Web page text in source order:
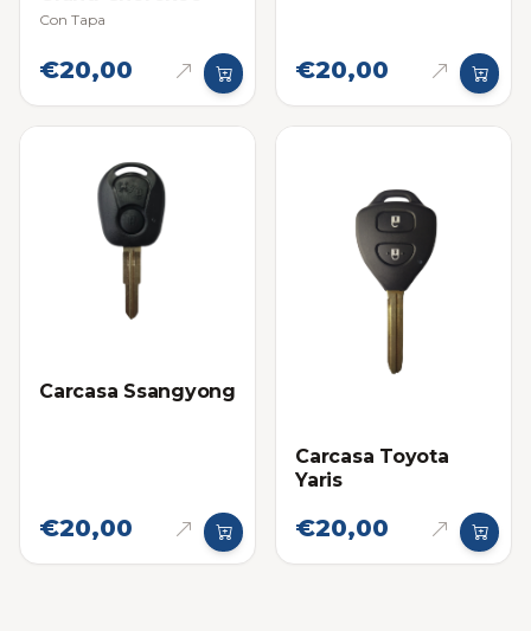
Con Tapa
€20,00 €20,00
Carcasa Ssangyong
€20,00
Carcasa Toyota
Yaris
€20,00